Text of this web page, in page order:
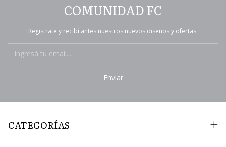
COMUNIDAD FC
Registrate y recibí antes nuestros nuevos diseños y ofertas.
CATEGORÍAS